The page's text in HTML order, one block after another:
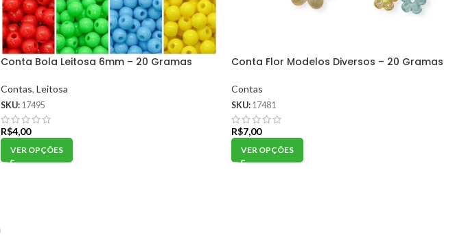
Conta Bola Leitosa 6mm – 20 Gramas
Contas, Leitosa
SKU: 17495
R$4,00
VER OPÇÕES
Conta Flor Modelos Diversos – 20 Gramas
Contas
SKU: 17481
R$7,00
VER OPÇÕES